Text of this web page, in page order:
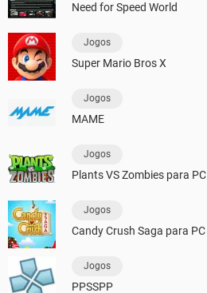
Need for Speed World
Jogos
Super Mario Bros X
Jogos
MAME
Jogos
Plants VS Zombies para PC
Jogos
Candy Crush Saga para PC
Jogos
PPSSPP